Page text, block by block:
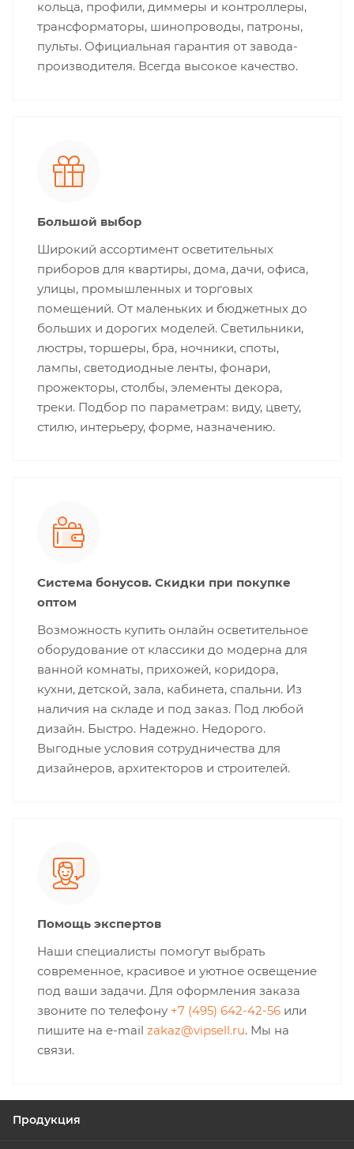
кольца, профили, диммеры и контроллеры,
трансформаторы, шинопроводы, патроны,
пульты. Официальная гарантия от завода-
производителя. Всегда высокое качество.
Большой выбор
Широкий ассортимент осветительных
приборов для квартиры, дома, дачи, офиса,
улицы, промышленных и торговых
помещений. От маленьких и бюджетных до
больших и дорогих моделей. Светильники,
люстры, торшеры, бра, ночники, споты,
лампы, светодиодные ленты, фонари,
прожекторы, столбы, элементы декора,
треки. Подбор по параметрам: виду, цвету,
стилю, интерьеру, форме, назначению.
Система бонусов. Скидки при покупке
оптом
Возможность купить онлайн осветительное
оборудование от классики до модерна для
ванной комнаты, прихожей, коридора,
кухни, детской, зала, кабинета, спальни. Из
наличия на складе и под заказ. Под любой
дизайн. Быстро. Надежно. Недорого.
Выгодные условия сотрудничества для
дизайнеров, архитекторов и строителей.
Помощь экспертов
Наши специалисты помогут выбрать
современное, красивое и уютное освещение
под ваши задачи. Для оформления заказа
звоните по телефону +7 (495) 642-42-56 или
пишите на e-mail zakaz@vipsell.ru. Мы на
связи.
Продукция